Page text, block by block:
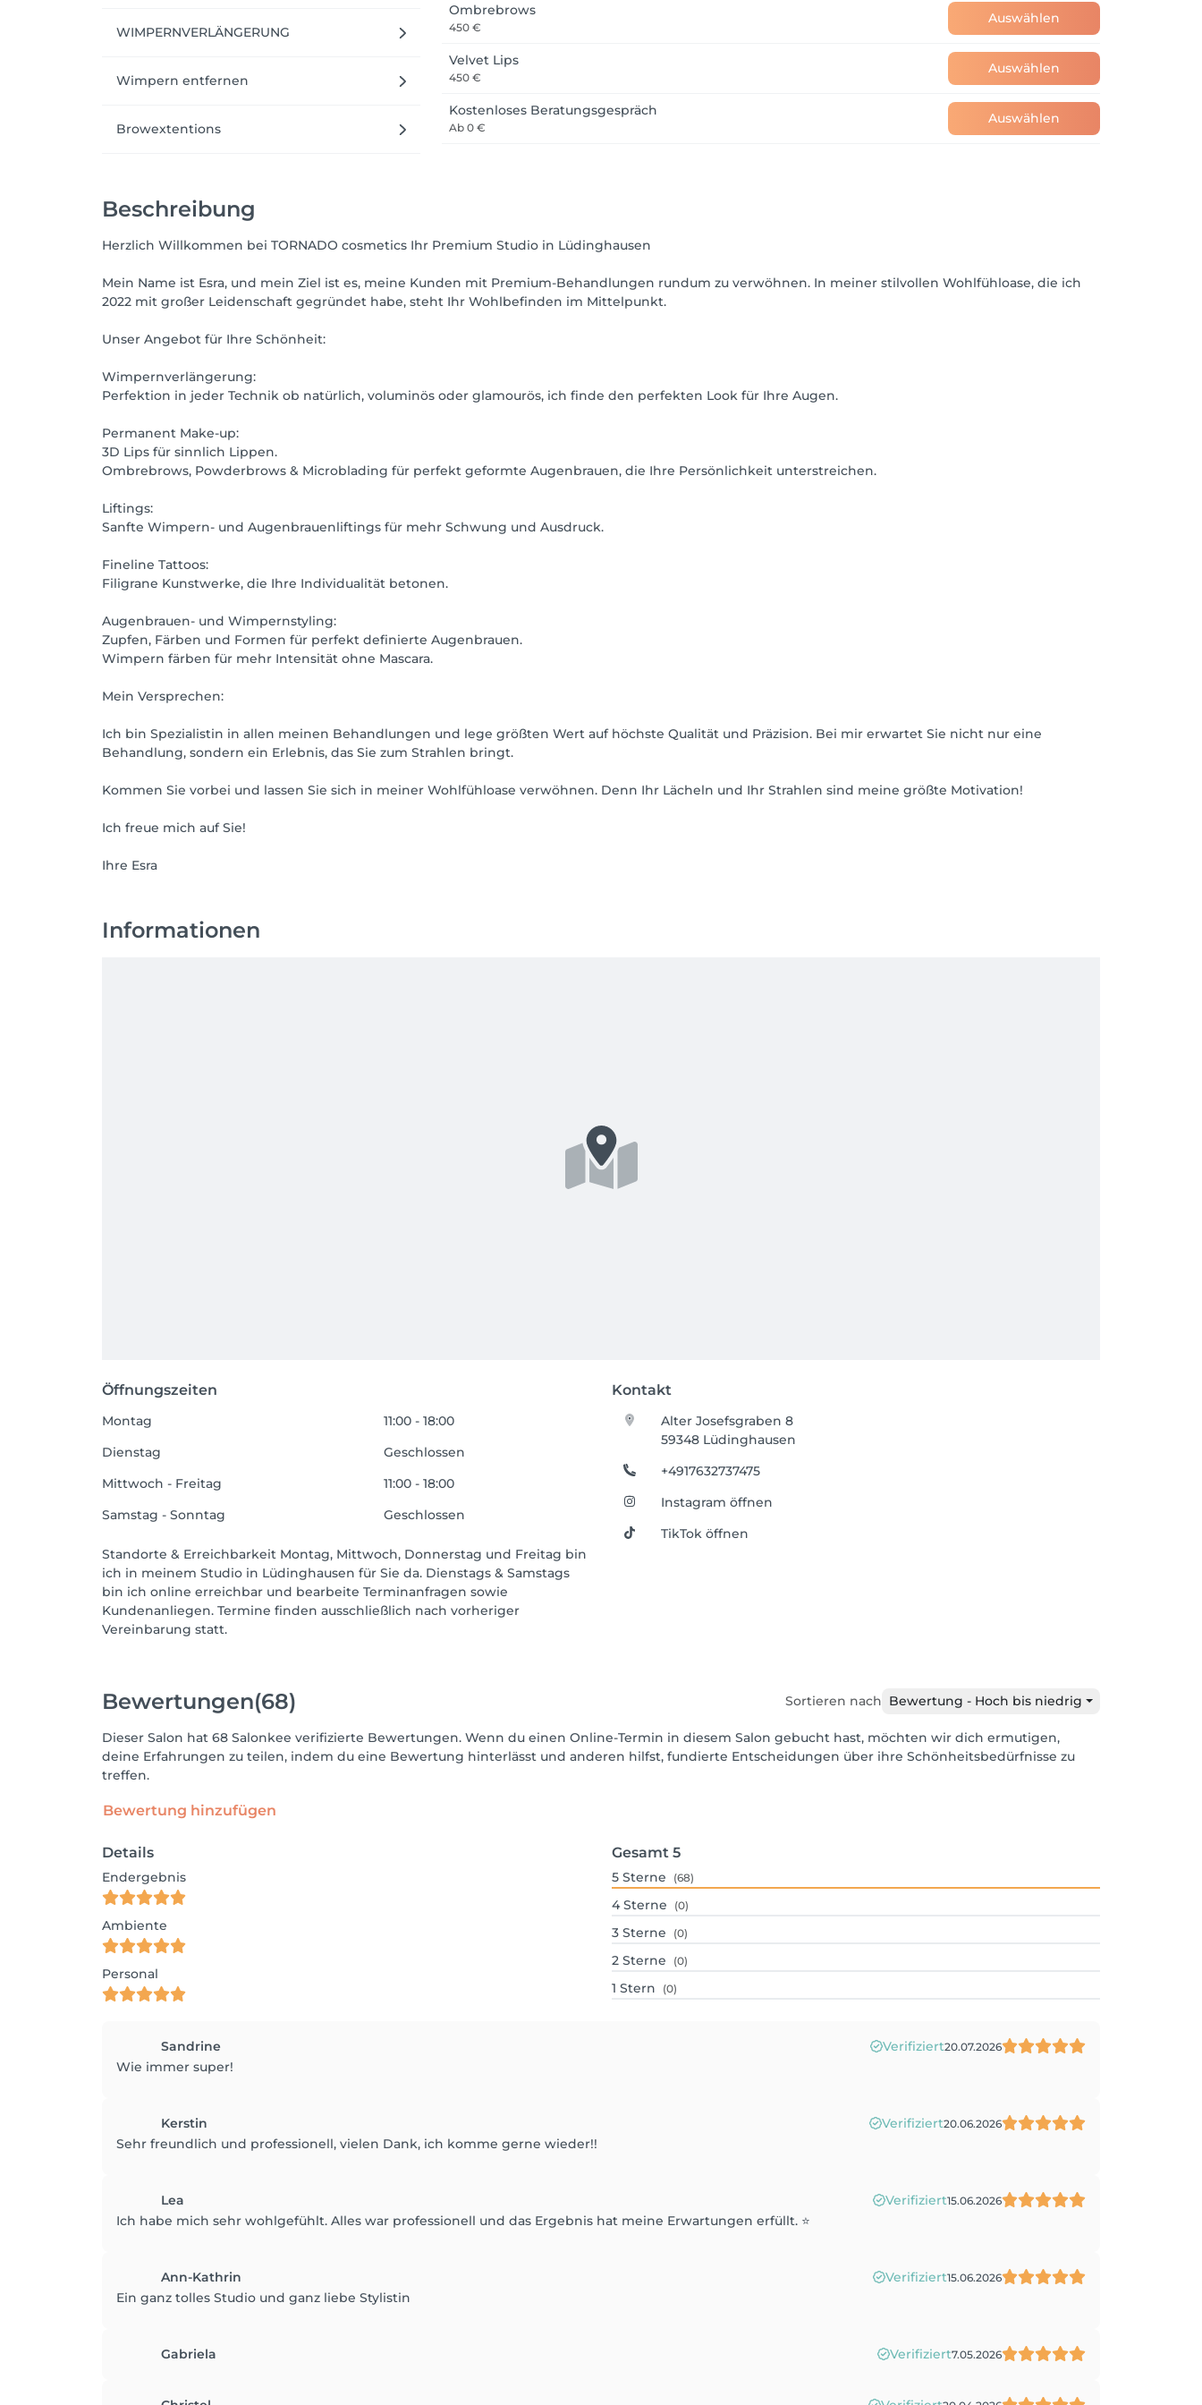
Ich bin Spezialistin in allen meinen Behandlungen und lege größten Wert auf höchste Qualität und Präzision. Bei mir erwartet Sie nicht nur eine
Behandlung, sondern ein Erlebnis, das Sie zum Strahlen bringt.
Kommen Sie vorbei und lassen Sie sich in meiner Wohlfühloase verwöhnen. Denn Ihr Lächeln und Ihr Strahlen sind meine größte Motivation! 🤍
Ich freue mich auf Sie!
WIMPERNVERLÄNGERUNG
Wimpern entfernen
Browextentions
Ombrebrows
450 €
Auswählen
Velvet Lips
450 €
Auswählen
Kostenloses Beratungsgespräch
Ab 0 €
Auswählen
Beschreibung
Herzlich Willkommen bei TORNADO cosmetics Ihr Premium Studio in Lüdinghausen
Mein Name ist Esra, und mein Ziel ist es, meine Kunden mit Premium-Behandlungen rundum zu verwöhnen. In meiner stilvollen Wohlfühloase, die ich
2022 mit großer Leidenschaft gegründet habe, steht Ihr Wohlbefinden im Mittelpunkt.
Unser Angebot für Ihre Schönheit:
Wimpernverlängerung:
Perfektion in jeder Technik ob natürlich, voluminös oder glamourös, ich finde den perfekten Look für Ihre Augen.
Permanent Make-up:
3D Lips für sinnlich Lippen.
Ombrebrows, Powderbrows & Microblading für perfekt geformte Augenbrauen, die Ihre Persönlichkeit unterstreichen.
Liftings:
Sanfte Wimpern- und Augenbrauenliftings für mehr Schwung und Ausdruck.
Fineline Tattoos:
Filigrane Kunstwerke, die Ihre Individualität betonen.
Augenbrauen- und Wimpernstyling:
Zupfen, Färben und Formen für perfekt definierte Augenbrauen.
Wimpern färben für mehr Intensität ohne Mascara.
Mein Versprechen:
Ich bin Spezialistin in allen meinen Behandlungen und lege größten Wert auf höchste Qualität und Präzision. Bei mir erwartet Sie nicht nur eine
Behandlung, sondern ein Erlebnis, das Sie zum Strahlen bringt.
Kommen Sie vorbei und lassen Sie sich in meiner Wohlfühloase verwöhnen. Denn Ihr Lächeln und Ihr Strahlen sind meine größte Motivation!
Ich freue mich auf Sie!
Informationen
Öffnungszeiten Kontakt
Montag
11:00 - 18:00
Dienstag
Geschlossen
Mittwoch - Freitag
11:00 - 18:00
Samstag - Sonntag
Geschlossen
Standorte & Erreichbarkeit Montag, Mittwoch, Donnerstag und Freitag bin
ich in meinem Studio in Lüdinghausen für Sie da. Dienstags & Samstags
bin ich online erreichbar und bearbeite Terminanfragen sowie
Kundenanliegen. Termine finden ausschließlich nach vorheriger
Vereinbarung statt.
Alter Josefsgraben 8
59348 Lüdinghausen
+4917632737475
Instagram öffnen
TikTok öffnen
Bewertungen(68) Sortieren nach Bewertung - Hoch bis niedrig
Dieser Salon hat 68 Salonkee verifizierte Bewertungen. Wenn du einen Online-Termin in diesem Salon gebucht hast, möchten wir dich ermutigen,
deine Erfahrungen zu teilen, indem du eine Bewertung hinterlässt und anderen hilfst, fundierte Entscheidungen über ihre Schönheitsbedürfnisse zu
treffen.
Bewertung hinzufügen
Details
Endergebnis
Ambiente
Personal
Gesamt 5
5 Sterne (68)
4 Sterne (0)
3 Sterne (0)
2 Sterne (0)
1 Stern (0)
Sandrine Verifiziert20.07.2026
Wie immer super!
Kerstin Verifiziert20.06.2026
Sehr freundlich und professionell, vielen Dank, ich komme gerne wieder!!
Lea Verifiziert15.06.2026
Ich habe mich sehr wohlgefühlt. Alles war professionell und das Ergebnis hat meine Erwartungen erfüllt. ⭐️
Ann-Kathrin Verifiziert15.06.2026
Ein ganz tolles Studio und ganz liebe Stylistin
Gabriela Verifiziert7.05.2026